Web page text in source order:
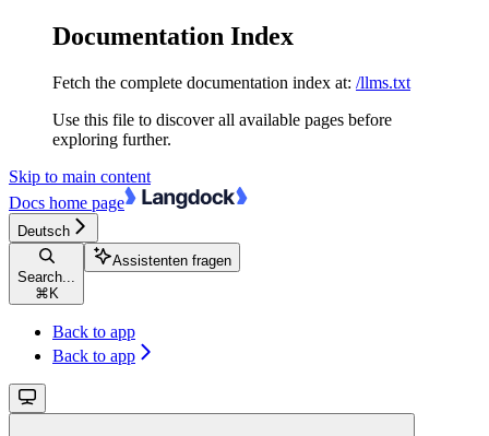
Documentation Index
Fetch the complete documentation index at: /llms.txt
Use this file to discover all available pages before
exploring further.
Skip to main content
Docs home page
Deutsch
Search...
⌘ K
Assistenten fragen
Back to app
Back to app